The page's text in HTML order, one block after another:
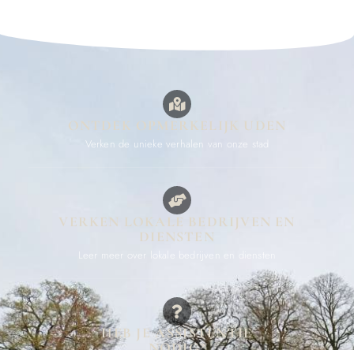
ONTDEK OPMERKELIJK UDEN
Verken de unieke verhalen van onze stad
VERKEN LOKALE BEDRIJVEN EN
DIENSTEN
Leer meer over lokale bedrijven en diensten
HEB JE ASSISTENTIE